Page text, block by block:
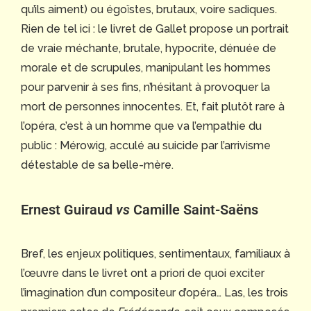
qu’ils aiment) ou égoïstes, brutaux, voire sadiques.
Rien de tel ici : le livret de Gallet propose un portrait
de vraie méchante, brutale, hypocrite, dénuée de
morale et de scrupules, manipulant les hommes
pour parvenir à ses fins, n’hésitant à provoquer la
mort de personnes innocentes. Et, fait plutôt rare à
l’opéra, c’est à un homme que va l’empathie du
public : Mérowig, acculé au suicide par l’arrivisme
détestable de sa belle-mère.
Ernest Guiraud vs Camille Saint-Saëns
Bref, les enjeux politiques, sentimentaux, familiaux à
l’œuvre dans le livret ont a priori de quoi exciter
l’imagination d’un compositeur d’opéra… Las, les trois